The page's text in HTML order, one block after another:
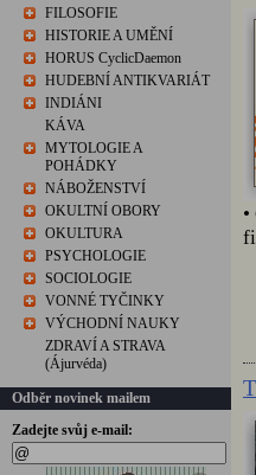
FILOSOFIE
HISTORIE A UMĚNÍ
HORUS CyclicDaemon
HUDEBNÍ ANTIKVARIÁT
INDIÁNI
KÁVA
MYTOLOGIE A
POHÁDKY
NÁBOŽENSTVÍ
OKULTNÍ OBORY
OKULTURA
PSYCHOLOGIE
SOCIOLOGIE
VONNÉ TYČINKY
VÝCHODNÍ NAUKY
ZDRAVÍ A STRAVA
(Ájurvéda)
Odběr novinek mailem
Zadejte svůj e-mail: